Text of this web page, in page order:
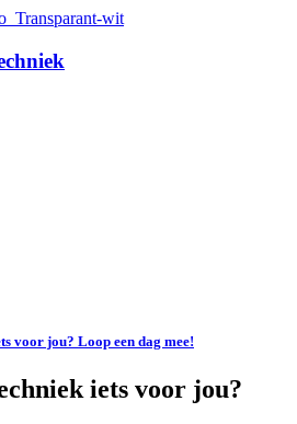
voor jou? Loop een dag mee!
iets voor jou?